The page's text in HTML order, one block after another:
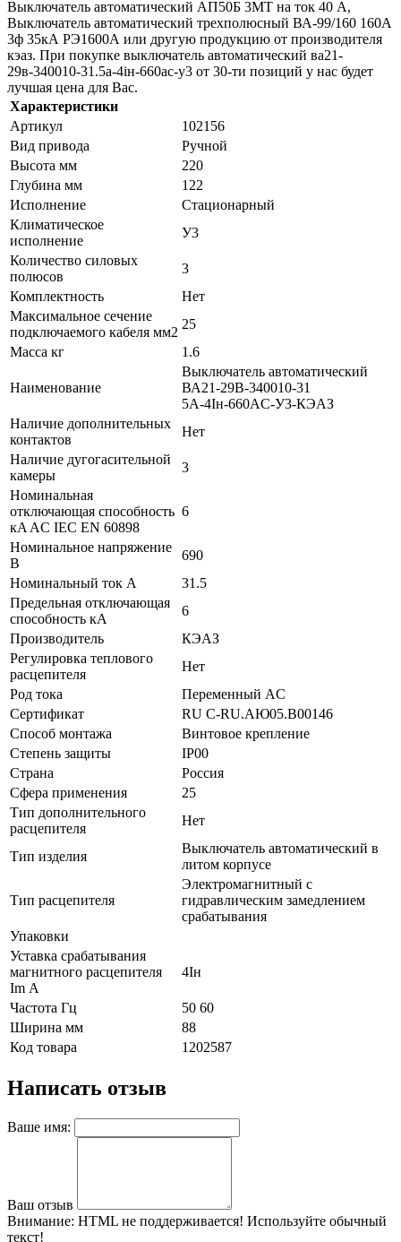
Выключатель автоматический АП50Б 3МТ на ток 40 A,
Выключатель автоматический трехполюсный ВА-99/160 160А
3ф 35кА РЭ1600А или другую продукцию от производителя
кэаз. При покупке выключатель автоматический ва21-
29в-340010-31.5а-4iн-660ac-у3 от 30-ти позиций у нас будет
лучшая цена для Вас.
Характеристики
Артикул
102156
Вид привода
Ручной
Высота мм
220
Глубина мм
122
Исполнение
Стационарный
Климатическое
исполнение
У3
Количество силовых
полюсов
3
Комплектность
Нет
Максимальное сечение
подключаемого кабеля мм2
25
Масса кг
1.6
Наименование
Выключатель автоматический
ВА21-29В-340010-31
5А-4Iн-660AC-У3-КЭАЗ
Наличие дополнительных
контактов
Нет
Наличие дугогасительной
камеры
3
Номинальная
отключающая способность
кA AC IEC EN 60898
6
Номинальное напряжение
В
690
Номинальный ток А
31.5
Предельная отключающая
способность кA
6
Производитель
КЭАЗ
Регулировка теплового
расцепителя
Нет
Род тока
Переменный AC
Сертификат
RU C-RU.АЮ05.B00146
Способ монтажа
Винтовое крепление
Степень защиты
IP00
Страна
Россия
Сфера применения
25
Тип дополнительного
расцепителя
Нет
Тип изделия
Выключатель автоматический в
литом корпусе
Тип расцепителя
Электромагнитный с
гидравлическим замедлением
срабатывания
Упаковки
Уставка срабатывания
магнитного расцепителя
Im А
4Iн
Частота Гц
50 60
Ширина мм
88
Код товара
1202587
Написать отзыв
Ваше имя:
Ваш отзыв
Внимание: HTML не поддерживается! Используйте обычный
текст!